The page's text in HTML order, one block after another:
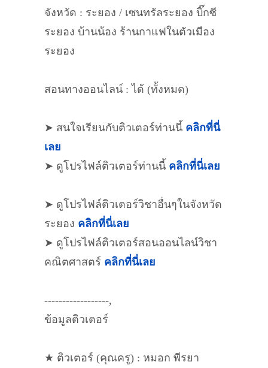
จังหวัด : ระยอง / เซนทรัลระยอง บิ๊กซี
ระยอง บ้านน้อง ร้านกาแฟในตัวเมือง
ระยอง
สอนทางออนไลน์ : ได้ (ทั้งหมด)
➤ สนใจเรียนกับติวเตอร์ท่านนี้ คลิกที่นี่
เลย
➤ ดูโปรไฟล์ติวเตอร์ท่านนี้ คลิกที่นี่เลย
➤ ดูโปรไฟล์ติวเตอร์วิชาอื่นๆในจังหวัด
ระยอง คลิกที่นี่เลย
➤ ดูโปรไฟล์ติวเตอร์สอนออนไลน์วิชา
คณิตศาสตร์ คลิกที่นี่เลย
------------------,
ข้อมูลติวเตอร์
★ ติวเตอร์ (คุณครู) : หมอก พีรยา